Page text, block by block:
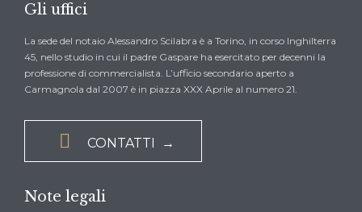
Gli uffici
La sede del notaio Alessandro Scilabra è a Torino, in corso Inghilterra
45, nello studio in cui il padre Gaspare ha esercitato per decenni la
professione di commercialista. L’ufficio secondario aperto a
Carmagnola dal 2007 è in piazza XXX Aprile al numero 21.
 CONTATTI →
Note legali